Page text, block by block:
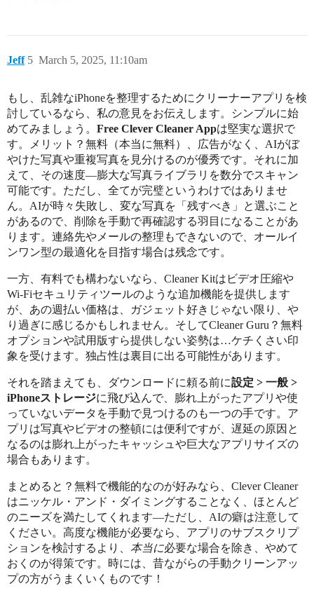
Jeff March 5, 2025, 11:10am
5
もし、乱雑なiPhoneを整理するためにクリーナーアプリを検
討しているなら、私の意見をお伝えします。シンプルに始
めてみましょう。 Free Clever Cleaner Appは堅実な選択で
す。メリット？無料（本当に無料）、広告がなく、AIがぼ
やけた写真や重複写真を見分けるのが優秀です。それに加
えて、その速度—膨大な写真ライブラリを数分でスキャン
可能です。ただし、全てが完璧というわけではありませ
ん。AIが時々失敗し、変な写真を「残すべき」と選ぶこと
があるので、削除を手動で再確認する羽目になることがあ
ります。連絡先やメールの整理もできないので、オールイ
ンワン型の最適化を目指す場合は残念です。
一方、有料でも構わないなら、Cleaner Kitはビデオ圧縮や
Wi-Fiセキュリティツールのような追加機能を提供します
が、あの週払い価格は、ガジェット好きじゃない限り、や
り過ぎに感じるかもしれません。そしてCleaner Guru？無料
オプションや試用版すら提供しない姿勢は…ケチくさい印
象を受けます。独占性は裏目に出る可能性があります。
それを踏まえても、ダウンロードに頼る前に設定 > 一般 >
iPhoneストレージに飛び込んで、膨れ上がったアプリや使
っていないデータを手動で見つけるのも一つの手です。ア
プリは写真やビデオの整頓には便利ですが、遅延の原因と
なるのは膨れ上がったキャッシュや巨大なアプリサイズの
場合もあります。
まとめると？無料で機能的なのが好みなら、Clever Cleaner
はニッケル・アンド・ダイミングすることなく、ほとんど
のニーズを満たしてくれます—ただし、AIの癖は注意して
ください。高度な機能が必要なら、アプリのサブスクリプ
ションを検討するより、 本当に必要な場合を除き、やめて
おくのが得策です。時には、昔ながらの手動クリーンアッ
プの方がうまくいくものです！